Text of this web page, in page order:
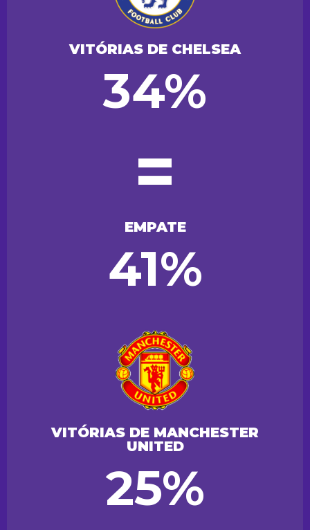
VITÓRIAS DE CHELSEA
34%
=
EMPATE
41%
VITÓRIAS DE MANCHESTER
UNITED
25%